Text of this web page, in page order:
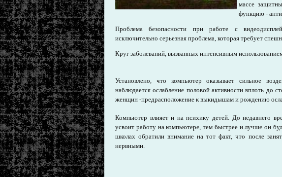
массе
функцию -
Проблема безопасности при работе с
исключительно серьезная проблема, которая требует
Круг заболеваний, вызванных интенсивным
Установлено, что компьютер оказывает сильное
наблюдается ослабление половой активности вплоть до
женщин -предрасположение к выкидышам и рождению
Компьютер влияет и на психику детей. До недавнего
усвоит работу на компьютере, тем быстрее и лучше он
школах обратили внимание на тот факт, что после
нервными.